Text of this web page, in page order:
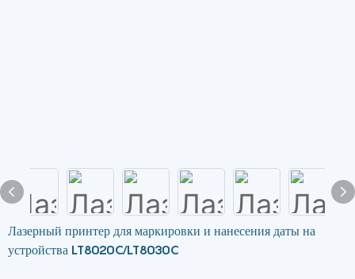
Лазерный принтер для маркировки и нанесения даты на
устройства LT8020C/LT8030C